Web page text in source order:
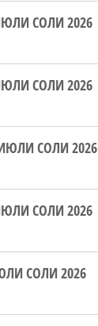
СОЛИ 2026
СОЛИ 2026
СОЛИ 2026
СОЛИ 2026
СОЛИ 2026